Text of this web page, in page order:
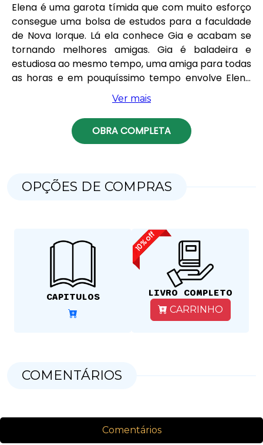
Elena é uma garota tímida que com muito esforço
consegue uma bolsa de estudos para a faculdade
de Nova Iorque. Lá ela conhece Gia e acabam se
tornando melhores amigas. Gia é baladeira e
estudiosa ao mesmo tempo, uma amiga para todas
as horas e em pouquíssimo tempo envolve Elena
em seu círculo de amigos. Logo em sua primeira
festa, Elena conhece o badoy Diego que por sua
vez não tem nada de puritano e a cada noite tem
uma mulher diferente em sua cama. Será que Elena
será só mais uma ou será que Diego será
conhecer essa deliciosa história de amor, luta e
verdadeiras amizades.
Ver mais
OBRA COMPLETA
OPÇÕES DE COMPRAS
CAPITULOS
10% off
LIVRO COMPLETO
CARRINHO
COMENTÁRIOS
Comentários